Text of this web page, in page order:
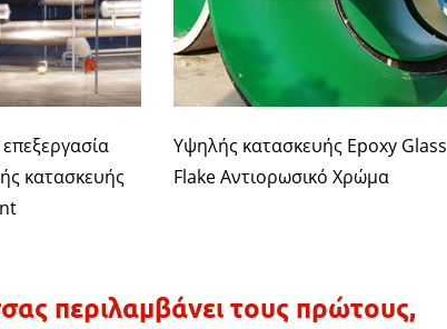
κατασκευής
Υψηλής κατασκευής Epoxy Glass
Flake Αντιορωσικό Χρώμα
περιλαμβάνει τους πρώτους,